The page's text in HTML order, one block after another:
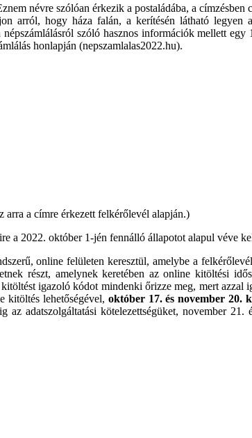
névre szólóan érkezik a postaládába, a címzésben
arról, hogy háza falán, a kerítésén látható legyen
szóló hasznos információk mellett egy
honlapján (nepszamlalas2022.hu).
a címre érkezett felkérőlevél alapján.)
a 2022. október 1-jén fennálló állapotot alapul véve
online felületen keresztül, amelybe a
részt, amelynek keretében az online kitöltési
igazoló kódot mindenki őrizze meg, mert azzal
kitöltés lehetőségével, október 17. és november 20.
adatszolgáltatási kötelezettségüket, november 21.